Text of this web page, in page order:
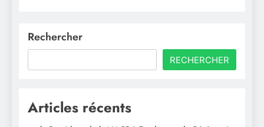
Rechercher
RECHERCHER
Articles récents